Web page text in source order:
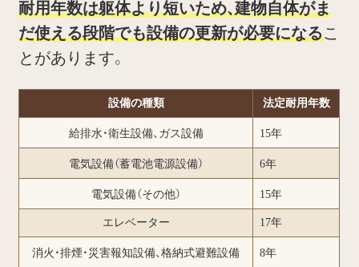
耐用年数は躯体より短いため、建物自体がま
だ使える段階でも設備の更新が必要になるこ
とがあります。
設備の種類 法定耐用年数
給排水・衛生設備、ガス設備 15年
電気設備（蓄電池電源設備） 6年
電気設備（その他） 15年
エレベーター 17年
消火・排煙・災害報知設備、格納式避難設備 8年